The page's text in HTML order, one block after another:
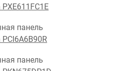
PXE611FC1E
панель
PCI6A6B90R
панель